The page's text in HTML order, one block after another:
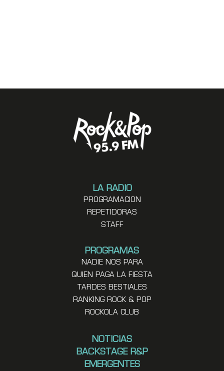
LA RADIO
PROGRAMACION
REPETIDORAS
STAFF
PROGRAMAS
NADIE NOS PARA
QUIEN PAGA LA FIESTA
TARDES BESTIALES
RANKING ROCK & POP
ROCKOLA CLUB
NOTICIAS
BACKSTAGE R&P
EMERGENTES